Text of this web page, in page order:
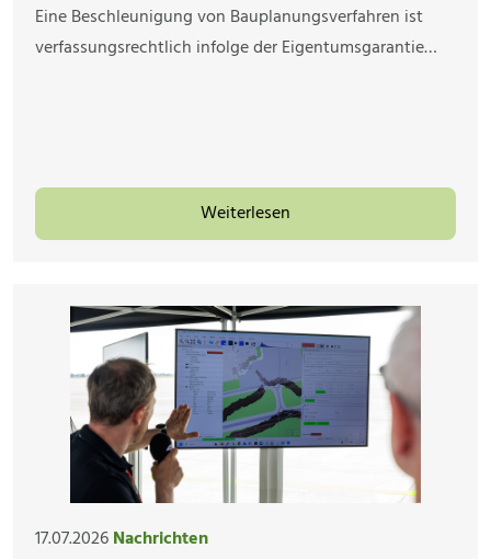
Eine Beschleunigung von Bauplanungsverfahren ist
verfassungsrechtlich infolge der Eigentumsgarantie…
Weiterlesen
17.07.2026Nachrichten